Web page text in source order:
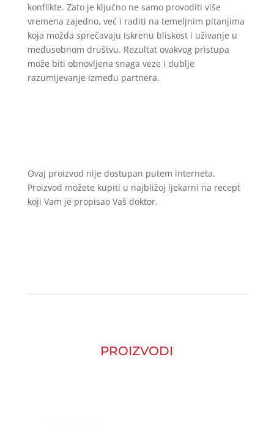
konflikte. Zato je ključno ne samo provoditi više
vremena zajedno, već i raditi na temeljnim pitanjima
koja možda sprečavaju iskrenu bliskost i uživanje u
međusobnom društvu. Rezultat ovakvog pristupa
može biti obnovljena snaga veze i dublje
razumijevanje između partnera.
Ovaj proizvod nije dostupan putem interneta.
Proizvod možete kupiti u najbližoj ljekarni na recept
koji Vam je propisao Vaš doktor.
PROIZVODI